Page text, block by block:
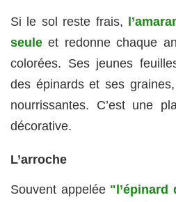
Si le sol reste frais,
seule et redonne chaque
colorées. Ses jeunes
des épinards et ses
nourrissantes. C’est une
décorative.
L’arroche
Souvent appelée "l’épinard